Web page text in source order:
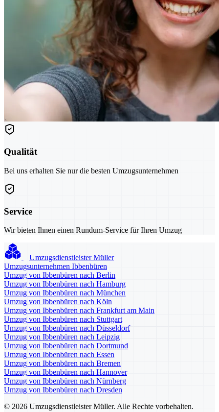
Qualität
Bei uns erhalten Sie nur die besten Umzugsunternehmen
Service
Wir bieten Ihnen einen Rundum-Service für Ihren Umzug
Umzugsdienstleister Müller
Umzugsunternehmen Ibbenbüren
Umzug von Ibbenbüren nach Berlin
Umzug von Ibbenbüren nach Hamburg
Umzug von Ibbenbüren nach München
Umzug von Ibbenbüren nach Köln
Umzug von Ibbenbüren nach Frankfurt am Main
Umzug von Ibbenbüren nach Stuttgart
Umzug von Ibbenbüren nach Düsseldorf
Umzug von Ibbenbüren nach Leipzig
Umzug von Ibbenbüren nach Dortmund
Umzug von Ibbenbüren nach Essen
Umzug von Ibbenbüren nach Bremen
Umzug von Ibbenbüren nach Hannover
Umzug von Ibbenbüren nach Nürnberg
Umzug von Ibbenbüren nach Dresden
© 2026 Umzugsdienstleister Müller. Alle Rechte vorbehalten.